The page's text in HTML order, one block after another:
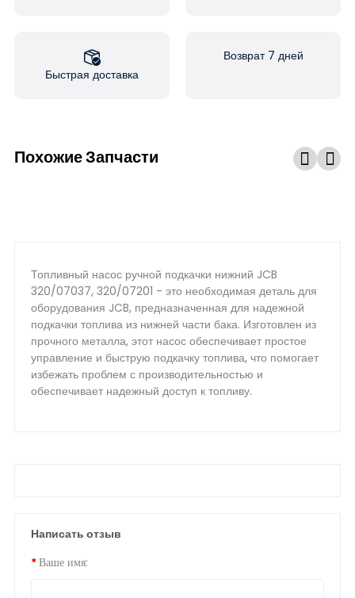
Быстрая доставка
Возврат 7 дней
Похожие Запчасти
Топливный насос ручной подкачки нижний JCB
320/07037, 320/07201 - это необходимая деталь для
оборудования JCB, предназначенная для надежной
подкачки топлива из нижней части бака. Изготовлен из
прочного металла, этот насос обеспечивает простое
управление и быструю подкачку топлива, что помогает
избежать проблем с производительностью и
обеспечивает надежный доступ к топливу.
Написать отзыв
Ваше имя: